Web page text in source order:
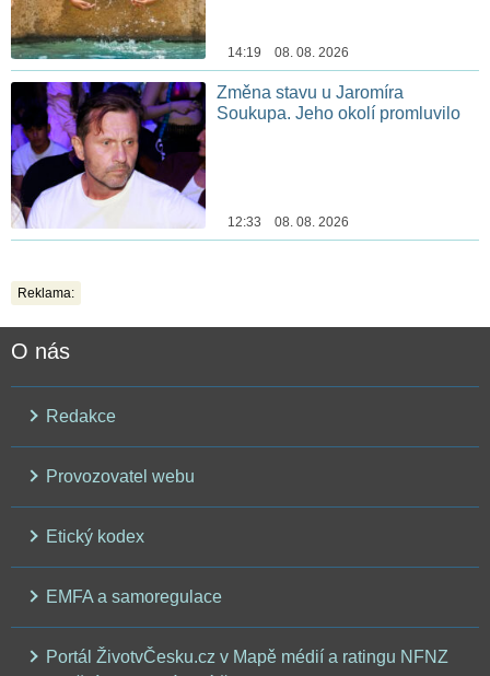
14:19 08. 08. 2026
Změna stavu u Jaromíra
Soukupa. Jeho okolí promluvilo
12:33 08. 08. 2026
Reklama:
O nás
Redakce
Provozovatel webu
Etický kodex
EMFA a samoregulace
Portál ŽivotvČesku.cz v Mapě médií a ratingu NFNZ